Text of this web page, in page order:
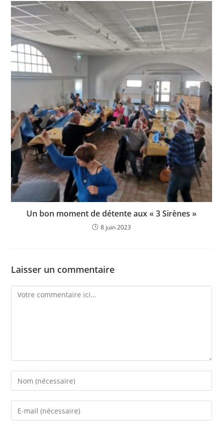
Un bon moment de détente aux « 3 Sirènes »
8 juin 2023
Laisser un commentaire
Comment
Enter
your
name
Enter
your